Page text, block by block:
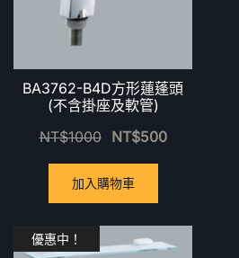
BA3762-B4D方形蓮蓬頭
(不含掛座及軟管)
NT$1000 NT$500
加入購物車
優惠中！